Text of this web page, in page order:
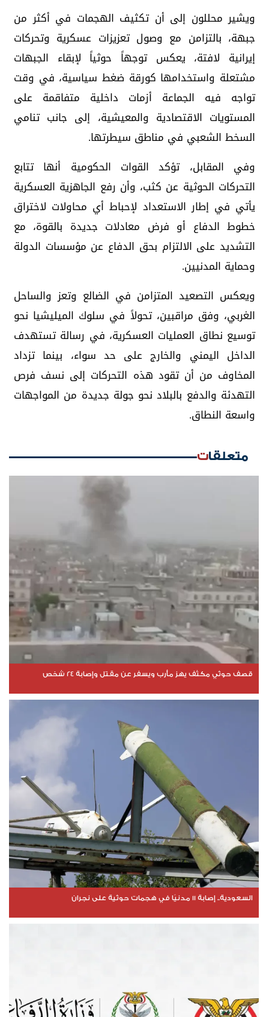
ويشير محللون إلى أن تكثيف الهجمات في أكثر من
جبهة، بالتزامن مع وصول تعزيزات عسكرية وتحركات
إيرانية لافتة، يعكس توجهاً حوثياً لإبقاء الجبهات
مشتعلة واستخدامها كورقة ضغط سياسية، في وقت
تواجه فيه الجماعة أزمات داخلية متفاقمة على
المستويات الاقتصادية والمعيشية، إلى جانب تنامي
السخط الشعبي في مناطق سيطرتها.
وفي المقابل، تؤكد القوات الحكومية أنها تتابع
التحركات الحوثية عن كثب، وأن رفع الجاهزية العسكرية
يأتي في إطار الاستعداد لإحباط أي محاولات لاختراق
خطوط الدفاع أو فرض معادلات جديدة بالقوة، مع
التشديد على الالتزام بحق الدفاع عن مؤسسات الدولة
وحماية المدنيين.
ويعكس التصعيد المتزامن في الضالع وتعز والساحل
الغربي، وفق مراقبين، تحولاً في سلوك الميليشيا نحو
توسيع نطاق العمليات العسكرية، في رسالة تستهدف
الداخل اليمني والخارج على حد سواء، بينما تزداد
المخاوف من أن تقود هذه التحركات إلى نسف فرص
التهدئة والدفع بالبلاد نحو جولة جديدة من المواجهات
واسعة النطاق.
متعلقات
قصف حوثي مكثف يهز مأرب ويسفر عن مقتل وإصابة 24 شخص
السعودية.. إصابة 11 مدنيًا في هجمات حوثية على نجران